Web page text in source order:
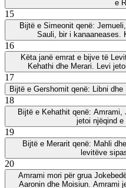
e
15
Bijtë e Simeonit qenë:
Sauli, bir i kanaaneases.
16
Këta janë emrat e bijve të
Kehathi dhe Merari. Levi
17
Bijtë e Gershomit qenë: Libni
18
Bijtë e Kehathit qenë:
jetoi njëqind e
19
Bijtë e Merarit qenë: Mahli
levitëve
20
Amrami mori për grua
Aaronin dhe Moisiun. Amrami